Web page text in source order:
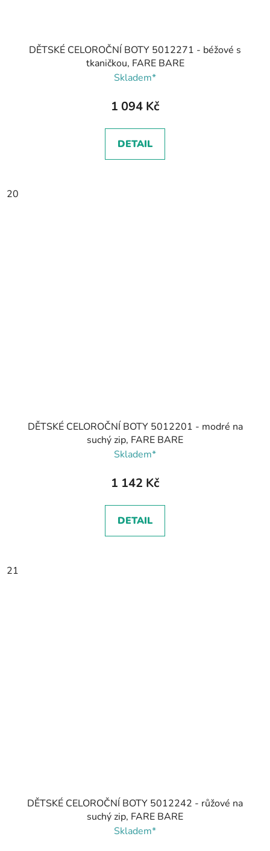
DĚTSKÉ CELOROČNÍ BOTY 5012271 - béžové s
tkaničkou, FARE BARE
Skladem*
1 094 Kč
DETAIL
20
DĚTSKÉ CELOROČNÍ BOTY 5012201 - modré na
suchý zip, FARE BARE
Skladem*
1 142 Kč
DETAIL
21
DĚTSKÉ CELOROČNÍ BOTY 5012242 - růžové na
suchý zip, FARE BARE
Skladem*